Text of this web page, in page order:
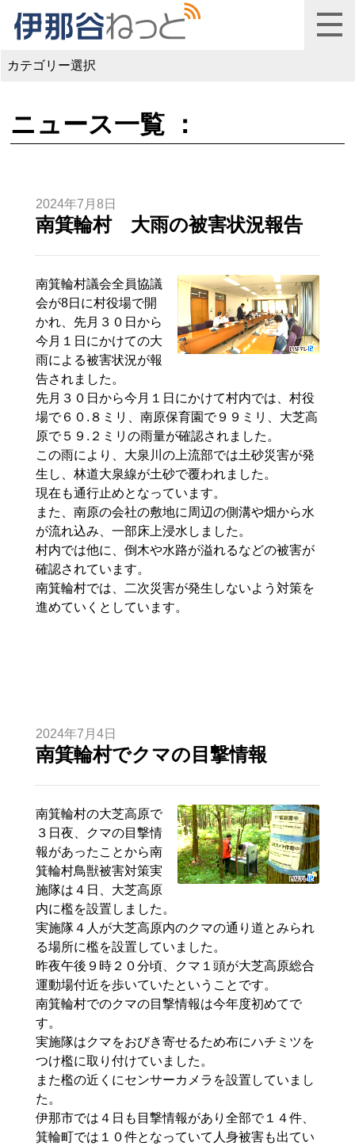
カテゴリー選択
ニュース一覧 ：
2024年7月8日
南箕輪村 大雨の被害状況報告
南箕輪村議会全員協議
会が8日に村役場で開
かれ、先月３０日から
今月１日にかけての大
雨による被害状況が報
告されました。
先月３０日から今月１日にかけて村内では、村役
場で６０.８ミリ、南原保育園で９９ミリ、大芝高
原で５９.２ミリの雨量が確認されました。
この雨により、大泉川の上流部では土砂災害が発
生し、林道大泉線が土砂で覆われました。
現在も通行止めとなっています。
また、南原の会社の敷地に周辺の側溝や畑から水
が流れ込み、一部床上浸水しました。
村内では他に、倒木や水路が溢れるなどの被害が
確認されています。
南箕輪村では、二次災害が発生しないよう対策を
進めていくとしています。
2024年7月4日
南箕輪村でクマの目撃情報
南箕輪村の大芝高原で
３日夜、クマの目撃情
報があったことから南
箕輪村鳥獣被害対策実
施隊は４日、大芝高原
内に檻を設置しました。
実施隊４人が大芝高原内のクマの通り道とみられ
る場所に檻を設置していました。
昨夜午後９時２０分頃、クマ１頭が大芝高原総合
運動場付近を歩いていたということです。
南箕輪村でのクマの目撃情報は今年度初めてで
す。
実施隊はクマをおびき寄せるため布にハチミツを
つけ檻に取り付けていました。
また檻の近くにセンサーカメラを設置していまし
た。
伊那市では４日も目撃情報があり全部で１４件、
箕輪町では１０件となっていて人身被害も出てい